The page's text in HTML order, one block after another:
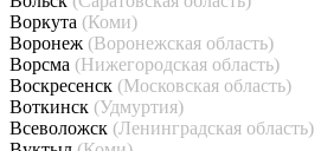
Воркута (Коми)
Воронеж (Воронежская область)
Ворсма (Нижегородская область)
Воскресенск (Московская область)
Воткинск (Удмуртия)
Всеволожск (Ленинградская область)